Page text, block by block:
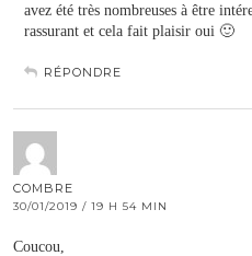
avez été très nombreuses à être
rassurant et cela fait plaisir oui 🙂
RÉPONDRE
COMBRE
30/01/2019 / 19 H 54 MIN
Coucou,